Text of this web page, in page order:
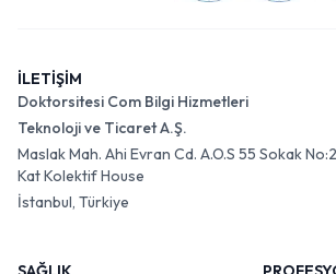
İLETİŞİM
Doktorsitesi Com Bilgi Hizmetleri
Teknoloji ve Ticaret A.Ş.
Maslak Mah. Ahi Evran Cd. A.O.S 55 Sokak
Kat Kolektif House
İstanbul, Türkiye